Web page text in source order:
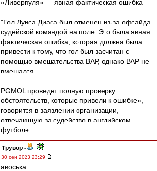
«Ливерпуля» — явная фактическая ошибка
"Гол Луиса Диаса был отменен из-за офсайда
судейской командой на поле. Это была явная
фактическая ошибка, которая должна была
привести к тому, что гол был засчитан с
помощью вмешательства ВАР, однако ВАР не
вмешался.
PGMOL проведет полную проверку
обстоятельств, которые привели к ошибке», –
говорится в заявлении организации,
отвечающую за судейство в английском
футболе.
Трувор -
30 сен 2023 23:29
авоська